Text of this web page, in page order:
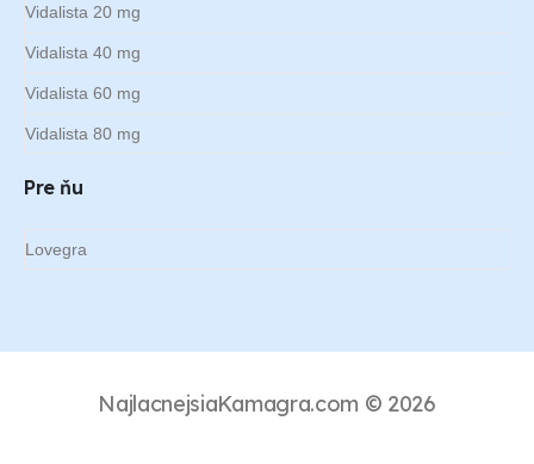
Vidalista 20 mg
Vidalista 40 mg
Vidalista 60 mg
Vidalista 80 mg
Pre ňu
Lovegra
NajlacnejsiaKamagra.com © 2026